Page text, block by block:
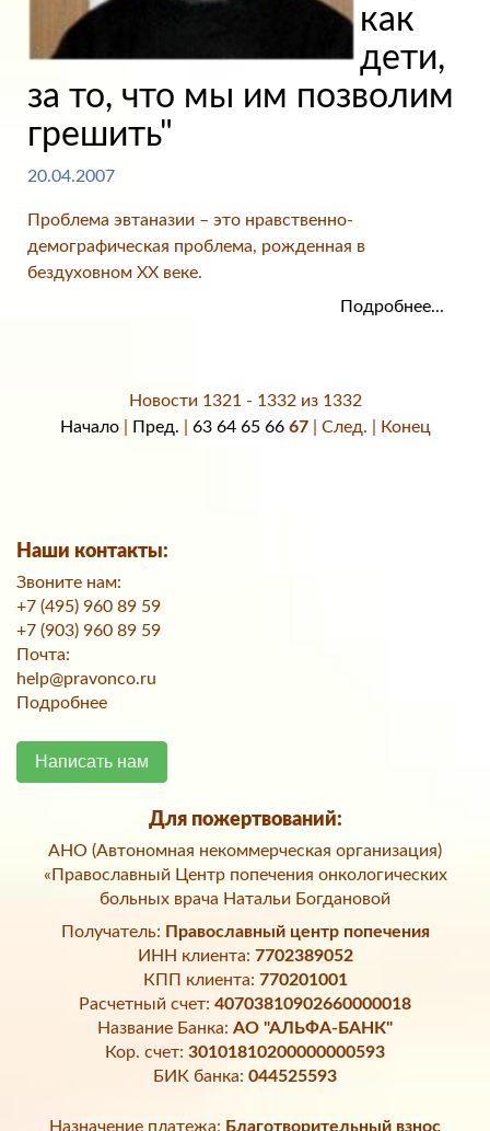
как
дети,
за то, что мы им позволим
грешить"
20.04.2007
Проблема эвтаназии – это нравственно-
демографическая проблема, рожденная в
бездуховном XX веке.
Подробнее...
Новости 1321 - 1332 из 1332
Начало| Пред. 63 64 65 66 67| След. | Конец
Наши контакты:
Звоните нам:
+7 (495) 960 89 59
+7 (903) 960 89 59
Почта:
help@pravonco.ru
Подробнее
Написать нам
Для пожертвований:
АНО (Автономная некоммерческая организация)
«Православный Центр попечения онкологических
больных врача Натальи Богдановой
Получатель: Православный центр попечения
ИНН клиента: 7702389052
КПП клиента: 770201001
Расчетный счет: 40703810902660000018
Название Банка: АО "АЛЬФА-БАНК"
Кор. счет: 30101810200000000593
БИК банка: 044525593
Назначение платежа: Благотворительный взнос